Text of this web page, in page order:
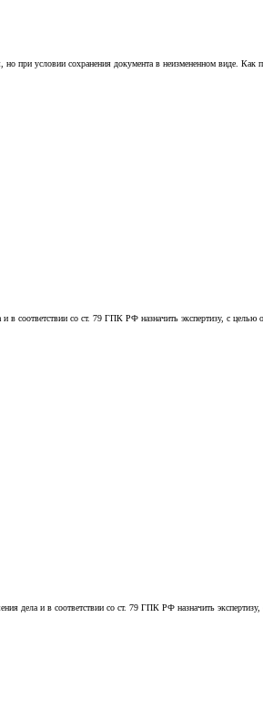
но при условии сохранения документа в неизмененном виде.
соответствии со ст. 79 ГПК РФ назначить экспертизу, с целью
дела и в соответствии со ст. 79 ГПК РФ назначить